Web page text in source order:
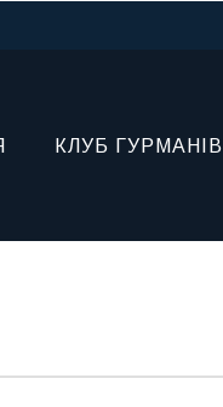
КЛУБ ГУРМАНІВ